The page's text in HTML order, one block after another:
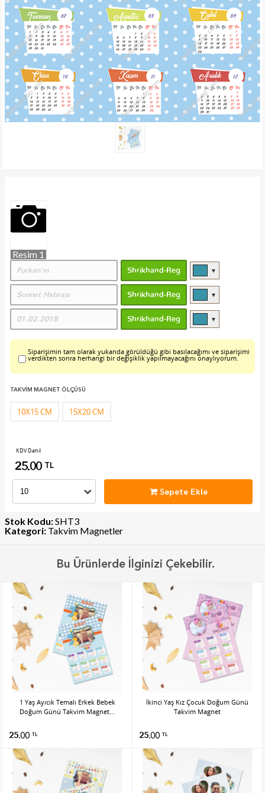
Resim 1
▼
▼
▼
Siparişimin tam olarak yukarıda görüldüğü gibi basılacağımı ve siparişimi
verdikten sonra herhangi bir değişiklik yapılmayacağını onaylıyorum.
TAKVİM MAGNET ÖLÇÜSÜ
10X15 CM 15X20 CM
KDV Dahil
25.00 TL
Sepete Ekle
Stok Kodu:SHT3
Kategori: Takvim Magnetler
Bu Ürünlerde İlginizi Çekebilir.
1 Yaş Ayıcık Temalı Erkek Bebek
Doğum Günü Takvim Magnet...
25.00 TL
İkinci Yaş Kız Çocuk Doğum Günü
Takvim Magnet
25.00 TL